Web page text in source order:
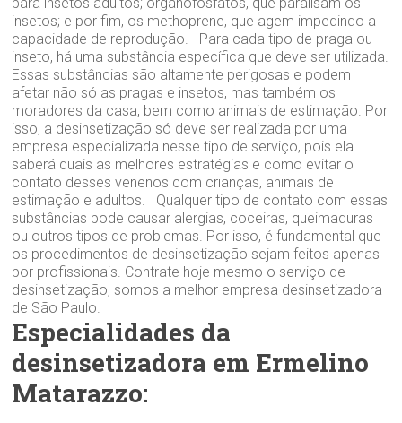
insetos; e por fim, os methoprene, que agem impedindo a
capacidade de reprodução. Para cada tipo de praga ou
inseto, há uma substância específica que deve ser utilizada.
Essas substâncias são altamente perigosas e podem
afetar não só as pragas e insetos, mas também os
moradores da casa, bem como animais de estimação. Por
isso, a desinsetização só deve ser realizada por uma
empresa especializada nesse tipo de serviço, pois ela
saberá quais as melhores estratégias e como evitar o
contato desses venenos com crianças, animais de
estimação e adultos. Qualquer tipo de contato com essas
substâncias pode causar alergias, coceiras, queimaduras
ou outros tipos de problemas. Por isso, é fundamental que
os procedimentos de desinsetização sejam feitos apenas
por profissionais. Contrate hoje mesmo o serviço de
desinsetização, somos a melhor empresa desinsetizadora
de São Paulo.
Especialidades da
desinsetizadora em Ermelino
Matarazzo: